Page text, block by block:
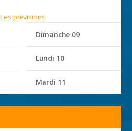
Les prévisions
Dimanche 09
Lundi 10
Mardi 11